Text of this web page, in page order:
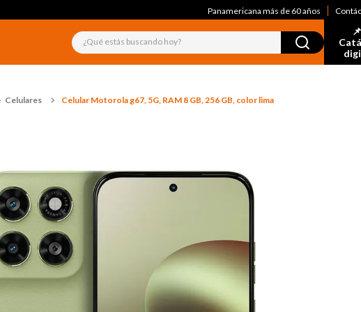
Panamericana más de 60 años
¿Qué estás buscando hoy?
Celulares Celular Motorola g67, 5G, RAM 8 GB, 256 GB, color lima